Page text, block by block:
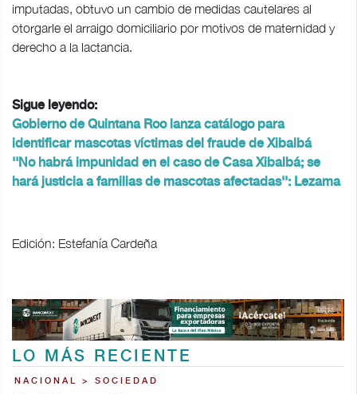
imputadas, obtuvo un cambio de medidas cautelares al
otorgarle el arraigo domiciliario por motivos de maternidad y
derecho a la lactancia.
Sigue leyendo:
Gobierno de Quintana Roo lanza catálogo para
identificar mascotas víctimas del fraude de Xibalbá
''No habrá impunidad en el caso de Casa Xibalbá; se
hará justicia a familias de mascotas afectadas'': Lezama
Edición: Estefanía Cardeña
LO MÁS RECIENTE
NACIONAL > SOCIEDAD